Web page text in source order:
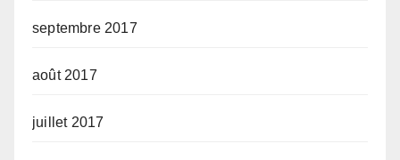
septembre 2017
août 2017
juillet 2017